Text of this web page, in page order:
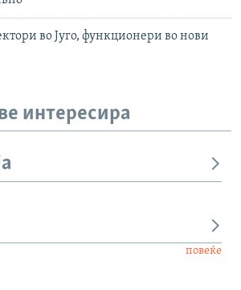
во Југо, функционери во нови
интересира
повеќе